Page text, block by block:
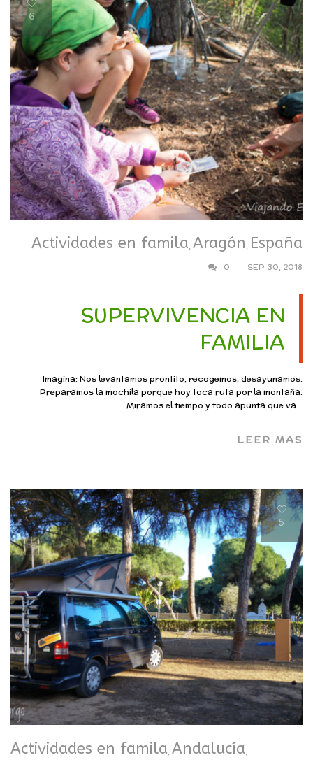
6
Actividades en famila, Aragón, España
SEP 30, 2018
0
SUPERVIVENCIA EN
FAMILIA
Imagina: Nos levantamos prontito, recogemos, desayunamos.
Preparamos la mochila porque hoy toca ruta por la montaña.
Miramos el tiempo y todo apunta que va...
LEER MAS
5
Actividades en famila, Andalucía,